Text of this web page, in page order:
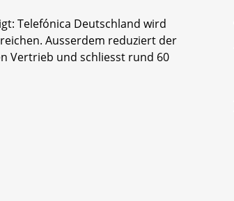
Telefónica Deutschland wird
Ausserdem reduziert der
Vertrieb und schliesst rund 60